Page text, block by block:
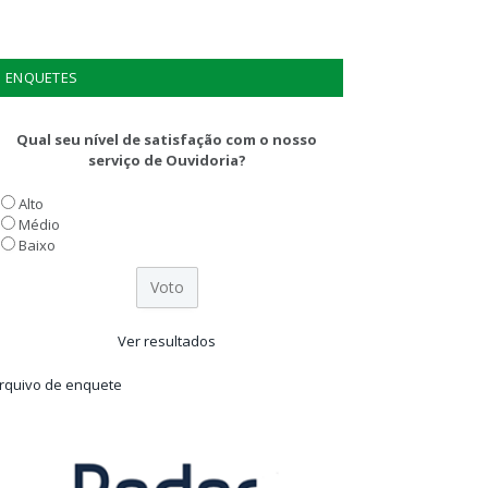
ENQUETES
Qual seu nível de satisfação com o nosso
serviço de Ouvidoria?
Alto
Médio
Baixo
Ver resultados
de enquete